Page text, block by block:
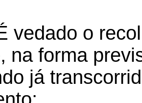
vedado o
na forma
já